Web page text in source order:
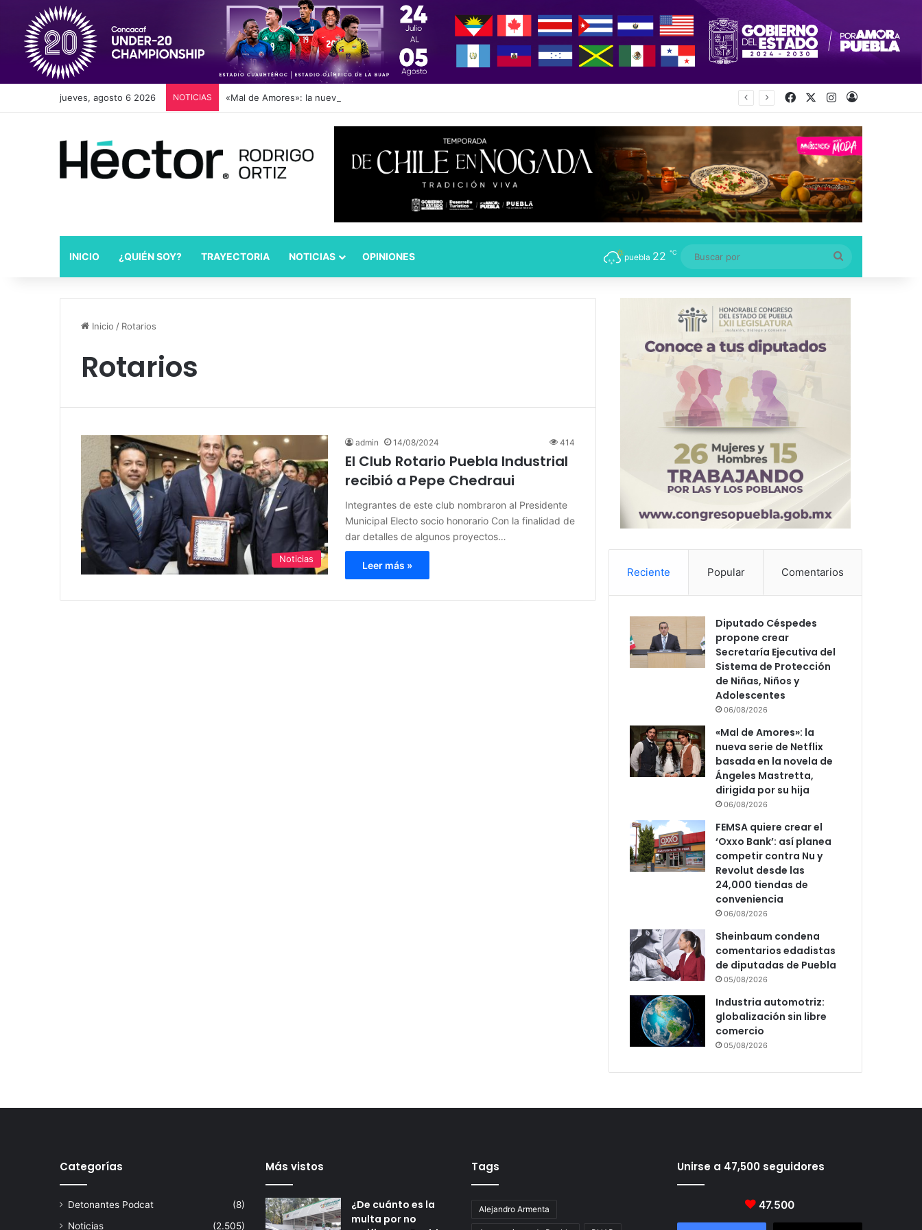
jueves, agosto 6 2026 NOTICIAS «Mal de Amores»: la nueva serie de Netflix basada en la novela de Ángeles Mastretta, dirigida por su hija FacebookInstagram
INICIO ¿QUIÉN SOY? TRAYECTORIA NOTICIAS OPINIONES puebla 22 ℃
por
Inicio / Rotarios
Rotarios
Noticias
admin 14/08/2024 414
El Club Rotario Puebla Industrial
recibió a Pepe Chedraui
Integrantes de este club nombraron al Presidente
Municipal Electo socio honorario Con la finalidad de
dar detalles de algunos proyectos…
Leer más »
Reciente Popular Comentarios
Diputado Céspedes
propone crear
Secretaría Ejecutiva del
Sistema de Protección
de Niñas, Niños y
Adolescentes
06/08/2026
«Mal de Amores»: la
nueva serie de Netflix
basada en la novela de
Ángeles Mastretta,
dirigida por su hija
06/08/2026
FEMSA quiere crear el
‘Oxxo Bank’: así planea
competir contra Nu y
Revolut desde las
24,000 tiendas de
conveniencia
06/08/2026
Sheinbaum condena
comentarios edadistas
de diputadas de Puebla
05/08/2026
Industria automotriz:
globalización sin libre
comercio
05/08/2026
Categorías
Detonantes Podcat
(8)
Noticias
(2.505)
Más vistos
¿De cuánto es la
multa por no
Tags
Alejandro Armenta
Unirse a 47,500 seguidores
47.500